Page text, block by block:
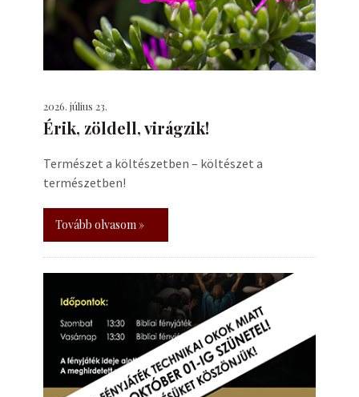
2026. július 23.
Érik, zöldell, virágzik!
Természet a költészetben – költészet a
természetben!
Tovább olvasom »